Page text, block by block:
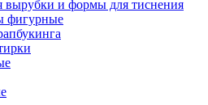
вырубки и формы для тиснения
фигурные